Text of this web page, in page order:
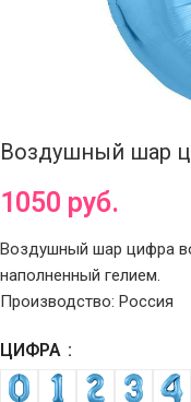
Воздушный шар
1050 руб.
Воздушный шар цифра
наполненный гелием.
Производство: Россия
ЦИФРА